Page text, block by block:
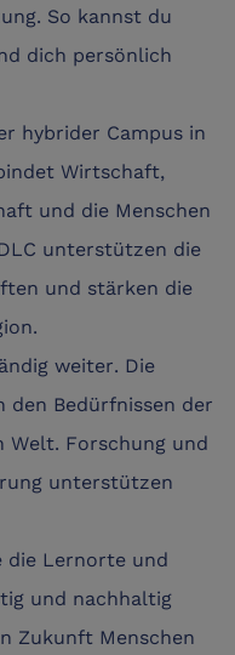
So kannst du
dich persönlich
hybrider Campus in
Wirtschaft,
und die Menschen
unterstützen die
und stärken die
weiter. Die
Bedürfnissen der
Welt. Forschung und
unterstützen
die Lernorte und
und nachhaltig
Zukunft Menschen